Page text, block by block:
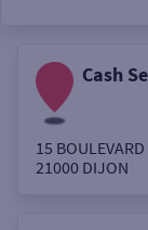
Cash
15
21000 DIJON